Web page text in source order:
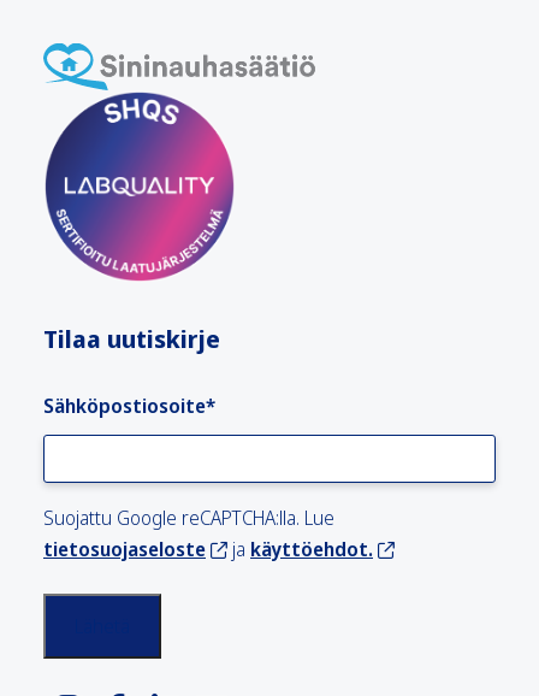
Tilaa uutiskirje
Sähköpostiosoite*
Suojattu Google reCAPTCHA:lla. Lue
tietosuojaseloste
ja käyttöehdot.